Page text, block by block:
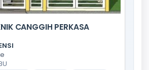
CANGGIH PERKASA